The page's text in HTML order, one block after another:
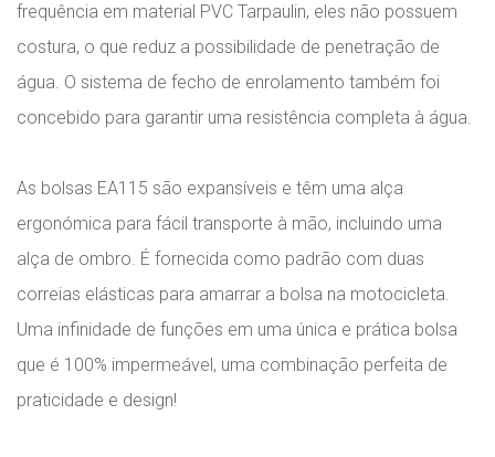
frequência em material PVC Tarpaulin, eles não possuem
costura, o que reduz a possibilidade de penetração de
água. O sistema de fecho de enrolamento também foi
concebido para garantir uma resistência completa à água.
As bolsas EA115 são expansíveis e têm uma alça
ergonómica para fácil transporte à mão, incluindo uma
alça de ombro. É fornecida como padrão com duas
correias elásticas para amarrar a bolsa na motocicleta.
Uma infinidade de funções em uma única e prática bolsa
que é 100% impermeável, uma combinação perfeita de
praticidade e design!